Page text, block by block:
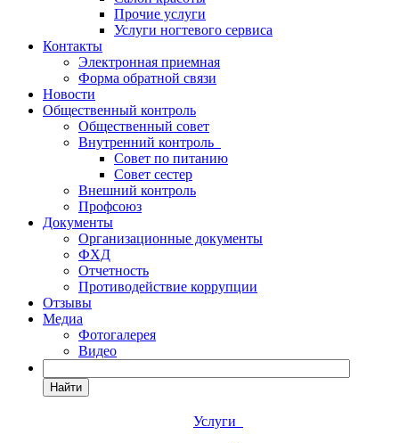
Прочие услуги
Услуги ногтевого сервиса
Контакты
Электронная приемная
Форма обратной связи
Новости
Общественный контроль
Общественный совет
Внутренний контроль
Совет по питанию
Совет сестер
Внешний контроль
Профсоюз
Документы
Организационные документы
ФХД
Отчетность
Противодействие коррупции
Отзывы
Медиа
Фотогалерея
Видео
Найти
Услуги